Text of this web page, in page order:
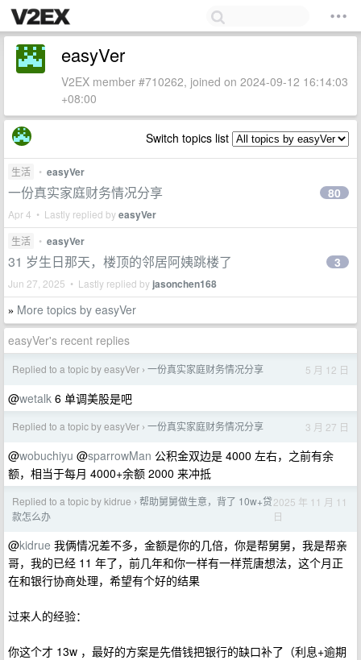
easyVer
V2EX member #710262, joined on 2024-09-12 16:14:03
+08:00
Switch topics list
生活 • easyVer
一份真实家庭财务情况分享
Apr 4 • Lastly replied byeasyVer
80
生活 • easyVer
31 岁生日那天，楼顶的邻居阿姨跳楼了
Jun 27, 2025 • Lastly replied by jasonchen168
3
» More topics by easyVer
easyVer's recent replies
Replied to a topic by easyVer › 一份真实家庭财务情况分享 5 月 12 日
@wetalk 6 单调美股是吧
Replied to a topic by easyVer › 一份真实家庭财务情况分享 3 月 27 日
@wobuchiyu @sparrowMan 公积金双边是 4000 左右，之前有余
额，相当于每月 4000+余额 2000 来冲抵
Replied to a topic by kidrue › 帮助舅舅做生意，背了 10w+贷
款怎么办
2025 年 11 月 11
日
@kidrue 我俩情况差不多，金额是你的几倍，你是帮舅舅，我是帮亲
哥，我的已经 11 年了，前几年和你一样有一样荒唐想法，这个月正
在和银行协商处理，希望有个好的结果
过来人的经验：
你这个才 13w ，最好的方案是先借钱把银行的缺口补了（利息+逾期